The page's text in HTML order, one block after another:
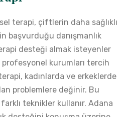
terapi, çiftlerin daha sağlıklı
başvurduğu danışmanlık
desteği almak isteyenler
kurumları tercih
kadınlarda ve erkeklerde
problemlere değinir. Bu
teknikler kullanır. Adana